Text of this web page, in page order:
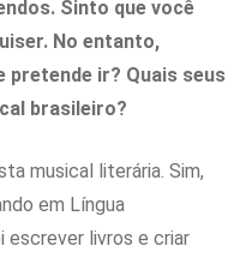
Sinto que você
No entanto,
pretende ir? Quais seus
brasileiro?
musical literária. Sim,
em Língua
escrever livros e criar